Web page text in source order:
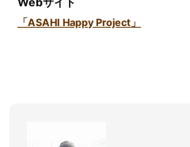
「ASAHI Happy Project」